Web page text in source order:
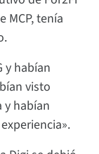
MCP, tenía
y habían
visto
y habían